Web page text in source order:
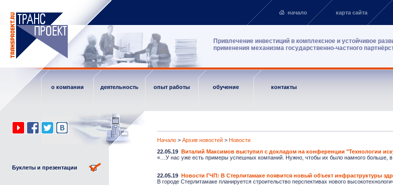
начало карта сайта
Привлечение инвестиций в комплексное и устойчивое
применения механизма государственно-частного
о компании деятельность опыт работы обучение контакты
Буклеты и презентации
Начало > Архив новостей > Новости
22.05.19 Виталий Максимов выступил с докладом на конференции "Технологии
«…У нас уже есть примеры успешных компаний. Нужно, чтобы их было намного больше, в
22.05.19 Новости ГЧП: В Стерлитамаке появится новый объект инфраструктуры
В городе Стерлитамаке планируется строительство перспективах нового